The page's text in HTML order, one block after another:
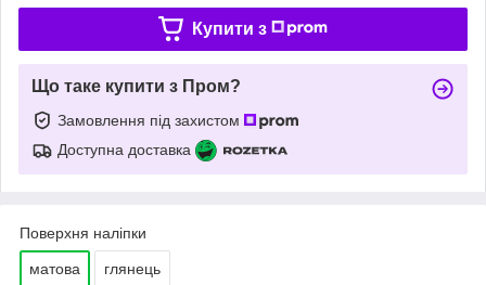
Купити з
Що таке купити з Пром?
Замовлення під захистом
Доступна доставка
Поверхня наліпки
матова глянець